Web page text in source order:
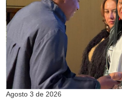
Agosto 3 de 2026